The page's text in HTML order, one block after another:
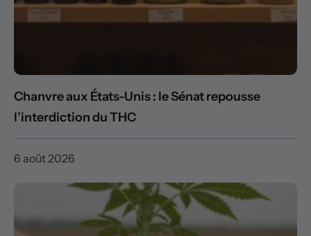
Chanvre aux États-Unis : le Sénat repousse
l’interdiction du THC
6 août 2026